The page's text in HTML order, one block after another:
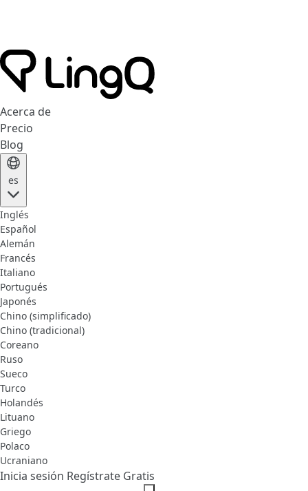
Acerca de
Precio
Blog
es
Inglés
Español
Alemán
Francés
Italiano
Portugués
Japonés
Chino (simplificado)
Chino (tradicional)
Coreano
Ruso
Sueco
Turco
Holandés
Lituano
Griego
Polaco
Ucraniano
Inicia sesión Regístrate Gratis